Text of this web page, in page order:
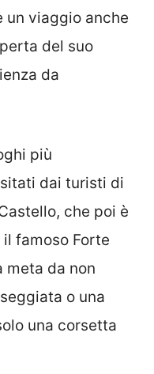
un viaggio anche
del suo
da
più
dai turisti di
che poi è
famoso Forte
meta da non
o una
una corsetta